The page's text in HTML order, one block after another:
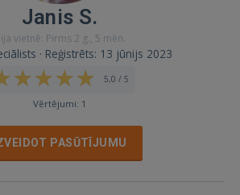
Janis S.
vietnē: Pirms 2 g., 5 mēn.
· Reģistrēts: 13 jūnijs 2023
5,0 / 5
Vērtējumi: 1
PASŪTĪJUMU